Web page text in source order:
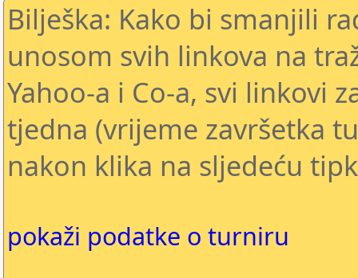
Bilješka: Kako bi smanjili
unosom svih linkova na
Yahoo-a i Co-a, svi linkovi
tjedna (vrijeme završetka
nakon klika na sljedeću
pokaži podatke o turniru